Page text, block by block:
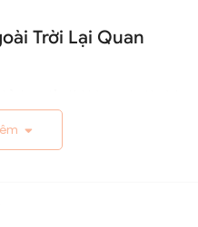
Trời Lại Quan
thẩm mỹ và an ninh.
hiên nhà. Ánh sáng giúp bạn
những nguy hiểm tiềm ẩn